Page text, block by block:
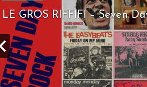
LE GROS RIFFIFI – Seven